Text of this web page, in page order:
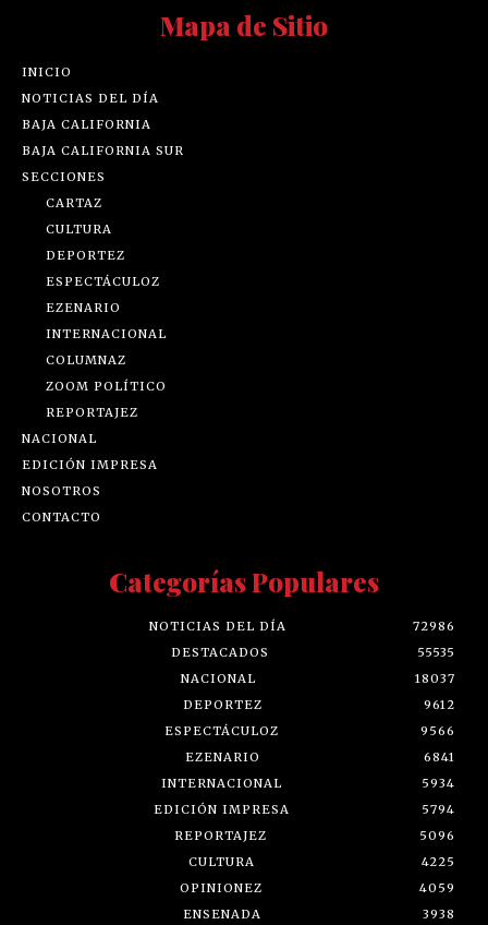
Mapa de Sitio
INICIO
NOTICIAS DEL DÍA
BAJA CALIFORNIA
BAJA CALIFORNIA SUR
SECCIONES
CARTAZ
CULTURA
DEPORTEZ
ESPECTÁCULOZ
EZENARIO
INTERNACIONAL
COLUMNAZ
ZOOM POLÍTICO
REPORTAJEZ
NACIONAL
EDICIÓN IMPRESA
NOSOTROS
CONTACTO
Categorías Populares
NOTICIAS DEL DÍA
72986
DESTACADOS
55535
NACIONAL
18037
DEPORTEZ
9612
ESPECTÁCULOZ
9566
EZENARIO
6841
INTERNACIONAL
5934
EDICIÓN IMPRESA
5794
REPORTAJEZ
5096
CULTURA
4225
OPINIONEZ
4059
ENSENADA
3938